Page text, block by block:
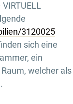
VIRTUELL
3120025
sich eine
ein
welcher als